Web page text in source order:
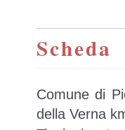
Scheda
Comune di
della Verna